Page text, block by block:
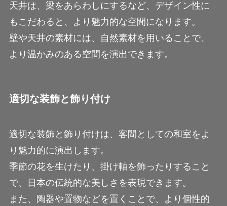
天井は、梁をあらわしにするなど、デザイン性に
もこだわると、より魅力的な空間になります。
壁や天井の素材には、自然素材を用いることで、
より温かみのある空間を演出できます。
適切な装飾と飾り付け
適切な装飾と飾り付けは、客間としての和室をよ
り魅力的に演出します。
季節の花を生けたり、掛け軸を飾ったりすること
で、日本の伝統的な美しさを表現できます。
また、陶器や置物などを置くことで、より個性的